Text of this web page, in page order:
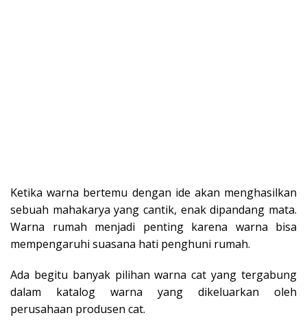
Ketika warna bertemu dengan ide akan menghasilkan
sebuah mahakarya yang cantik, enak dipandang mata.
Warna rumah menjadi penting karena warna bisa
mempengaruhi suasana hati penghuni rumah.
Ada begitu banyak pilihan warna cat yang tergabung
dalam katalog warna yang dikeluarkan oleh
perusahaan produsen cat.